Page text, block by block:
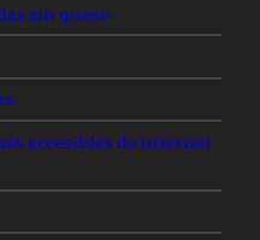
sin queso
accesibles de internet